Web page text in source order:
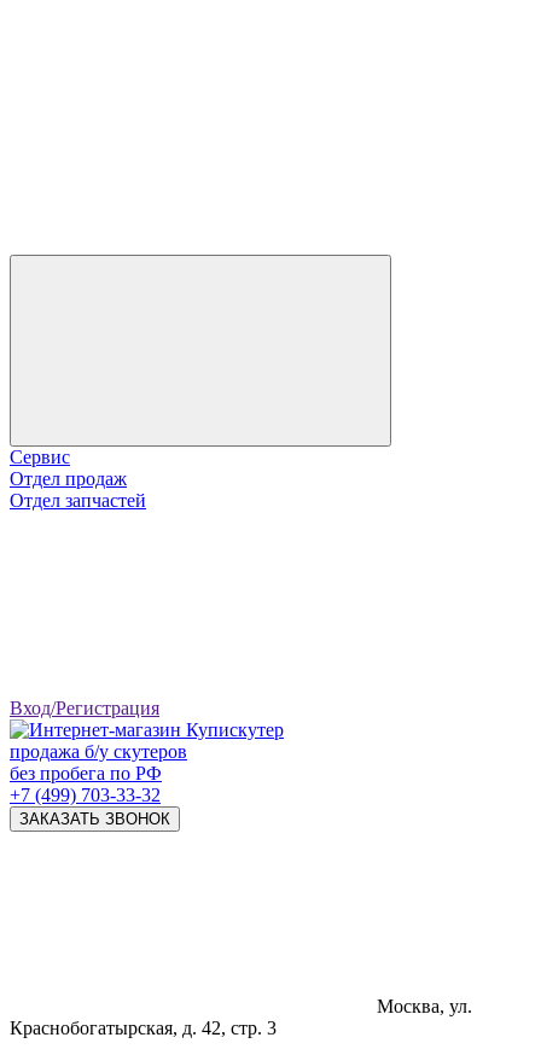
Сервис
Отдел продаж
Отдел запчастей
Вход/Регистрация
продажа б/у скутеров
без пробега по РФ
+7 (499) 703-33-32
ЗАКАЗАТЬ ЗВОНОК
Москва, ул.
Краснобогатырская, д. 42, стр. 3